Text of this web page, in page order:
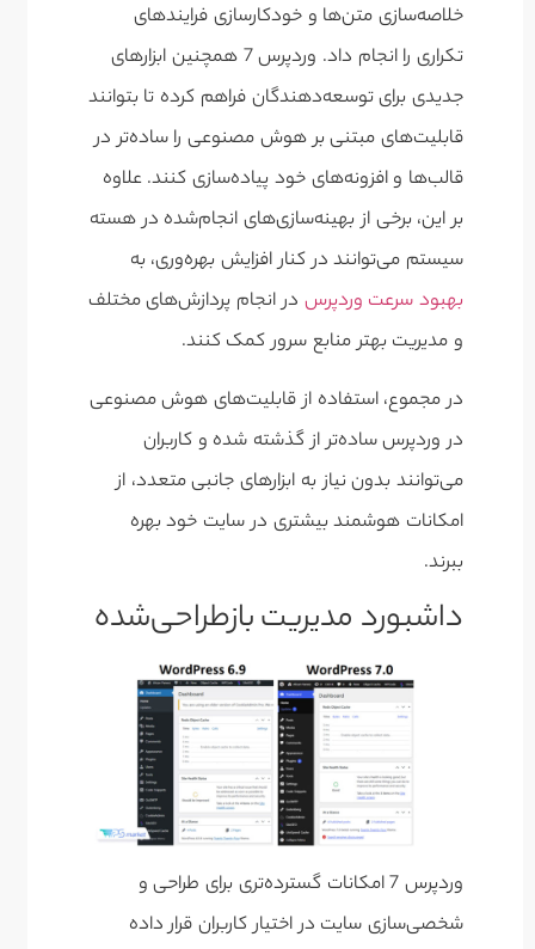
خلاصه‌سازی متن‌ها و خودکارسازی فرایندهای
تکراری را انجام داد. وردپرس 7 همچنین ابزارهای
جدیدی برای توسعه‌دهندگان فراهم کرده تا بتوانند
قابلیت‌های مبتنی بر هوش مصنوعی را ساده‌تر در
قالب‌ها و افزونه‌های خود پیاده‌سازی کنند. علاوه
بر این، برخی از بهینه‌سازی‌های انجام‌شده در هسته
سیستم می‌توانند در کنار افزایش بهره‌وری، به
بهبود سرعت وردپرس در انجام پردازش‌های مختلف
و مدیریت بهتر منابع سرور کمک کنند.
در مجموع، استفاده از قابلیت‌های هوش مصنوعی
در وردپرس ساده‌تر از گذشته شده و کاربران
می‌توانند بدون نیاز به ابزارهای جانبی متعدد، از
امکانات هوشمند بیشتری در سایت خود بهره
ببرند.
داشبورد مدیریت بازطراحی‌شده
وردپرس 7 امکانات گسترده‌تری برای طراحی و
شخصی‌سازی سایت در اختیار کاربران قرار داده